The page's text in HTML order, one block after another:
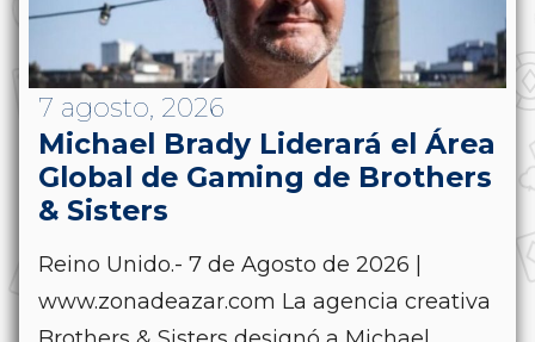
7 agosto, 2026
Michael Brady Liderará el Área
Global de Gaming de Brothers
& Sisters
Reino Unido.- 7 de Agosto de 2026 |
www.zonadeazar.com La agencia creativa